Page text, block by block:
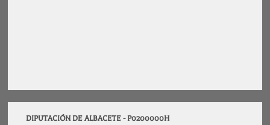
DIPUTACIÓN DE ALBACETE - P0200000H